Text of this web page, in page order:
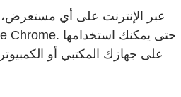
على جهازك المكتبي أو